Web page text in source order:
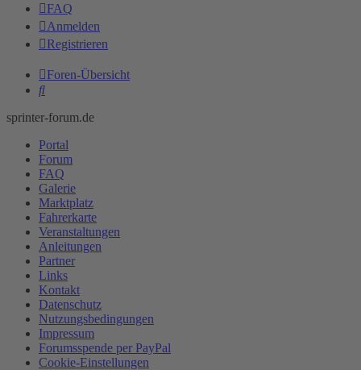
FAQ
Anmelden
Registrieren
Foren-Übersicht
Suche
sprinter-forum.de
Portal
Forum
FAQ
Galerie
Marktplatz
Fahrerkarte
Veranstaltungen
Anleitungen
Partner
Links
Kontakt
Datenschutz
Nutzungsbedingungen
Impressum
Forumsspende per PayPal
Cookie-Einstellungen